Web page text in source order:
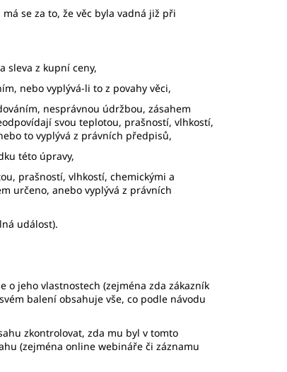
se za to, že věc byla vadná již při
sleva z kupní ceny,
nebo vyplývá-li to z povahy věci,
nesprávnou údržbou, zásahem
svou teplotou, prašností, vlhkostí,
to vyplývá z právních předpisů,
této úpravy,
prašností, vlhkostí, chemickými a
určeno, anebo vyplývá z právních
událost).
o jeho vlastnostech (zejména zda zákazník
balení obsahuje vše, co podle návodu
zkontrolovat, zda mu byl v tomto
(zejména online webináře či záznamu